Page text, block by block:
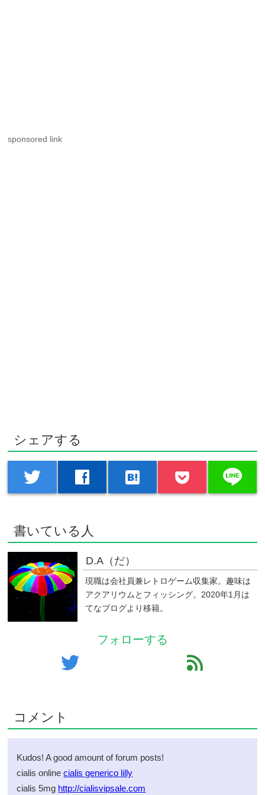
sponsored link
シェアする
twitter facebook hatenabookmark line
書いている人
D.A（だ）
現職は会社員兼レトロゲーム収集家。趣味は
アクアリウムとフィッシング。2020年1月は
てなブログより移籍。
フォローする
twitter feed
コメント
Kudos! A good amount of forum posts!
cialis onlinecialis generico lilly
cialis 5mg http://cialisvipsale.com